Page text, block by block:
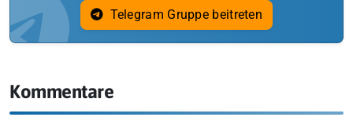
Telegram Gruppe beitreten
Kommentare